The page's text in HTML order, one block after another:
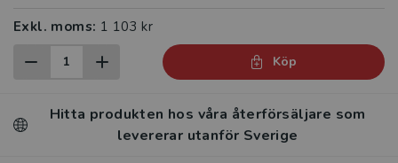
Exkl. moms: 1 103 kr
Köp
Hitta produkten hos våra återförsäljare som
levererar utanför Sverige